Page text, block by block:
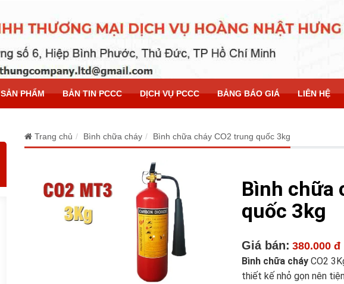
SẢN PHẨM BẢN TIN PCCC DỊCH VỤ PCCC BẢNG BÁO GIÁ LIÊN HỆ
Trang chủ Bình chữa cháy Bình chữa cháy CO2 trung quốc 3kg
Bình chữa
quốc 3kg
Giá bán: 380.000 đ
Bình chữa cháy CO2
thiết kế nhỏ gọn nên